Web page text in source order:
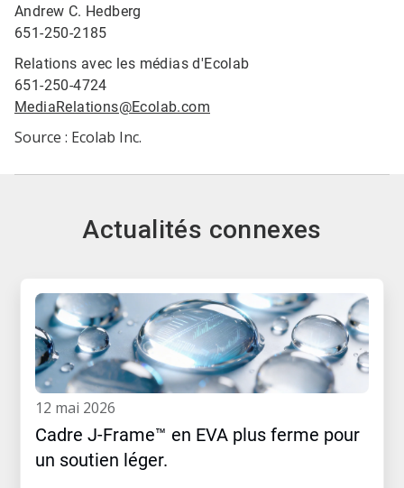
Andrew C. Hedberg
651-250-2185
Relations avec les médias d'Ecolab
651-250-4724
MediaRelations@Ecolab.com
Source : Ecolab Inc.
Actualités connexes
12 mai 2026
Cadre J-Frame™ en EVA plus ferme pour
un soutien léger.